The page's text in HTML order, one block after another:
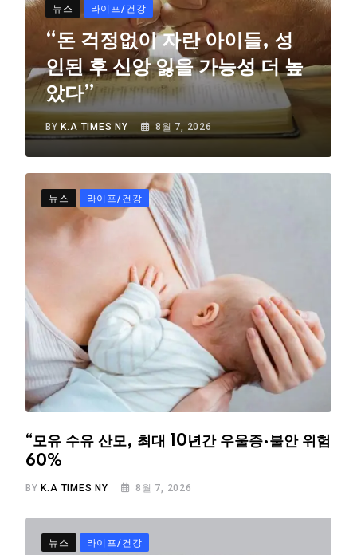
뉴스 라이프/건강
“돈 걱정없이 자란 아이들, 성
인된 후 신앙 잃을 가능성 더 높
았다”
BY K.A TIMES NY 8월 7, 2026
뉴스 라이프/건강
“모유 수유 산모, 최대 10년간 우울증·불안 위험
60%
BY K.A TIMES NY 8월 7, 2026
뉴스 라이프/건강